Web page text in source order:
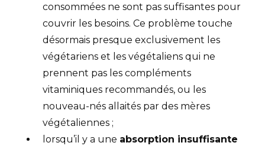
consommées ne sont pas suffisantes pour
couvrir les besoins. Ce problème touche
désormais presque exclusivement les
végétariens et les végétaliens qui ne
prennent pas les compléments
vitaminiques recommandés, ou les
nouveau-nés allaités par des mères
végétaliennes ;
lorsqu’il y a une absorption insuffisante